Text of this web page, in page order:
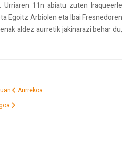
11n abiatu zuten Iraqueerle
Egoitz Arbiolen eta Ibai Fresnedoren
aldez aurretik jakinarazi behar du,
Aurrekoa